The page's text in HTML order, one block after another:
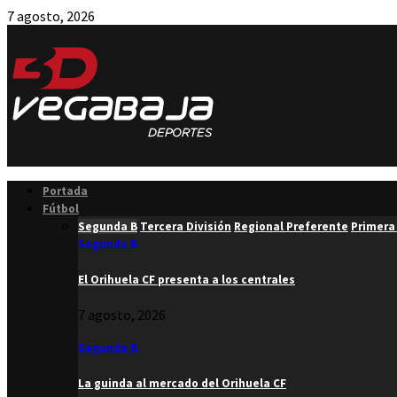
7 agosto, 2026
Portada
Fútbol
Segunda B Tercera División Regional Preferente
Segunda B
El Orihuela CF presenta a los centrales
7 agosto, 2026
Segunda B
La guinda al mercado del Orihuela CF